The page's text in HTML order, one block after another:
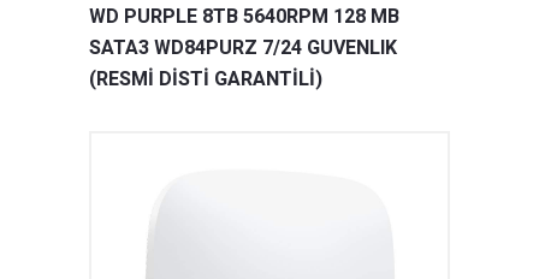
WD PURPLE 8TB 5640RPM 128 MB
SATA3 WD84PURZ 7/24 GUVENLIK
(RESMİ DİSTİ GARANTİLİ)